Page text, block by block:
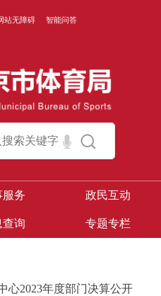
站无障碍 智能问答
服务 政民互动
查询 专题专栏
心2023年度部门决算公开